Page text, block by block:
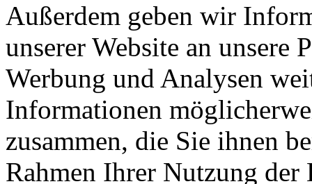
Außerdem geben wir
unserer Website an unsere
Werbung und Analysen
Informationen
zusammen, die Sie ihnen
Rahmen Ihrer Nutzung der